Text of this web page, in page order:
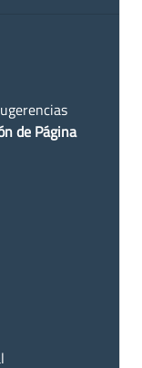
de Página